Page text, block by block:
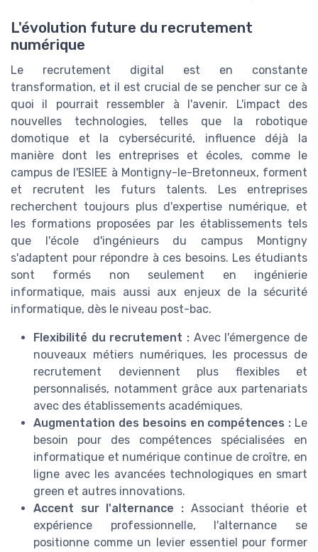
L'évolution future du recrutement
numérique
Le recrutement digital est en constante
transformation, et il est crucial de se pencher sur ce à
quoi il pourrait ressembler à l'avenir. L'impact des
nouvelles technologies, telles que la robotique
domotique et la cybersécurité, influence déjà la
manière dont les entreprises et écoles, comme le
campus de l'ESIEE à Montigny-le-Bretonneux, forment
et recrutent les futurs talents. Les entreprises
recherchent toujours plus d'expertise numérique, et
les formations proposées par les établissements tels
que l'école d'ingénieurs du campus Montigny
s'adaptent pour répondre à ces besoins. Les étudiants
sont formés non seulement en ingénierie
informatique, mais aussi aux enjeux de la sécurité
informatique, dès le niveau post-bac.
Flexibilité du recrutement : Avec l'émergence de
nouveaux métiers numériques, les processus de
recrutement deviennent plus flexibles et
personnalisés, notamment grâce aux partenariats
avec des établissements académiques.
Augmentation des besoins en compétences : Le
besoin pour des compétences spécialisées en
informatique et numérique continue de croître, en
ligne avec les avancées technologiques en smart
green et autres innovations.
Accent sur l'alternance : Associant théorie et
expérience professionnelle, l'alternance se
positionne comme un levier essentiel pour former